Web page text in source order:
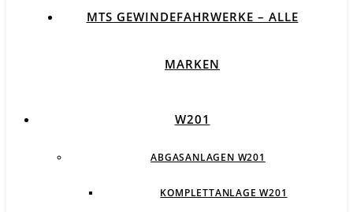
MTS GEWINDEFAHRWERKE – ALLE
MARKEN
W201
ABGASANLAGEN W201
KOMPLETTANLAGE W201